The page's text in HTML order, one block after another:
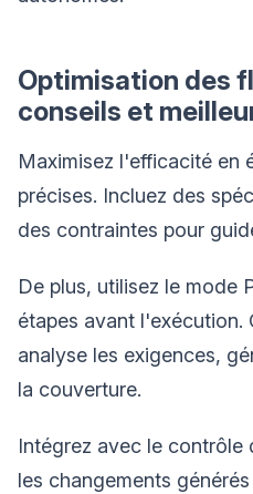
Optimisation des
conseils et
Maximisez l'efficacité en
précises. Incluez des
des contraintes pour
De plus, utilisez le mode
étapes avant
analyse les exigences,
la couverture.
Intégrez avec le contrôle
les changements